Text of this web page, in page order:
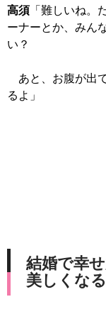
高須 「難しいね。
ーナーとか、みん
い？
あと、お腹が出
るよ」
結婚で幸
美しくなる